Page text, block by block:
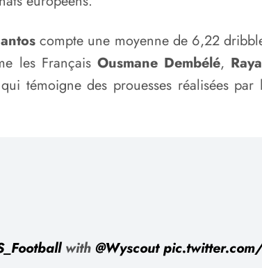
compte une moyenne de 6,22
les Français Ousmane Dembélé,
témoigne des prouesses réalisées
with @Wyscout